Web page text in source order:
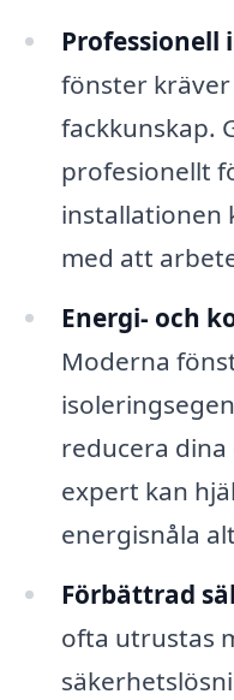
Professionell
fönster
fackkunskap.
profesionellt
installationen
med att
Energi- och
Moderna
reducera
expert kan
energisnåla
Förbättrad
ofta utrustas